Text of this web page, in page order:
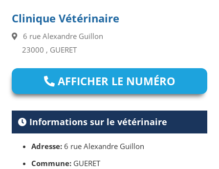
Clinique Vétérinaire
6 rue Alexandre Guillon
23000 , GUERET
AFFICHER LE NUMÉRO
Informations sur le vétérinaire
Adresse: 6 rue Alexandre Guillon
Commune: GUERET